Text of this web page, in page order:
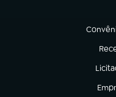
(abre